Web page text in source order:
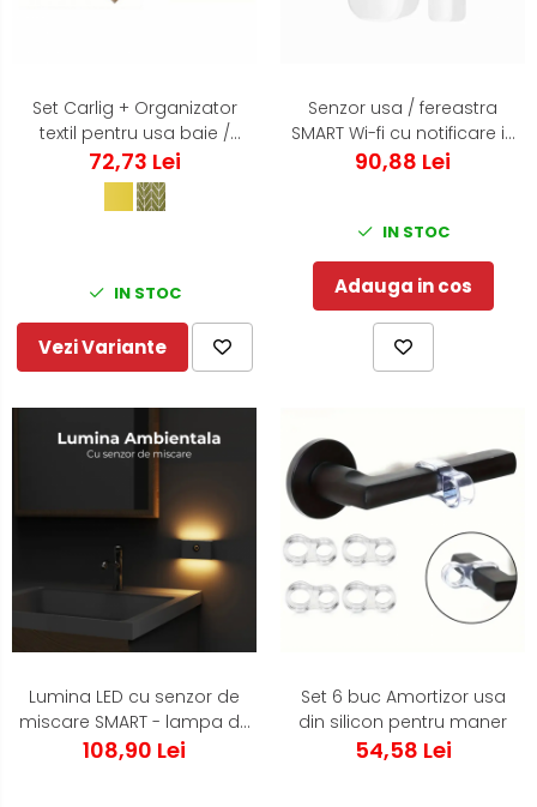
Set Carlig + Organizator
textil pentru usa baie /
bucatarie - Verde
72,73 Lei
IN STOC
Vezi Variante
Senzor usa / fereastra
SMART Wi-fi cu notificare in
timp real pe telefonul
90,88 Lei
IN STOC
Adauga in cos
Lumina LED cu senzor de
miscare SMART - lampa de
veghe pentru noptiera ,
108,90 Lei
Set 6 buc Amortizor usa
din silicon pentru maner
54,58 Lei